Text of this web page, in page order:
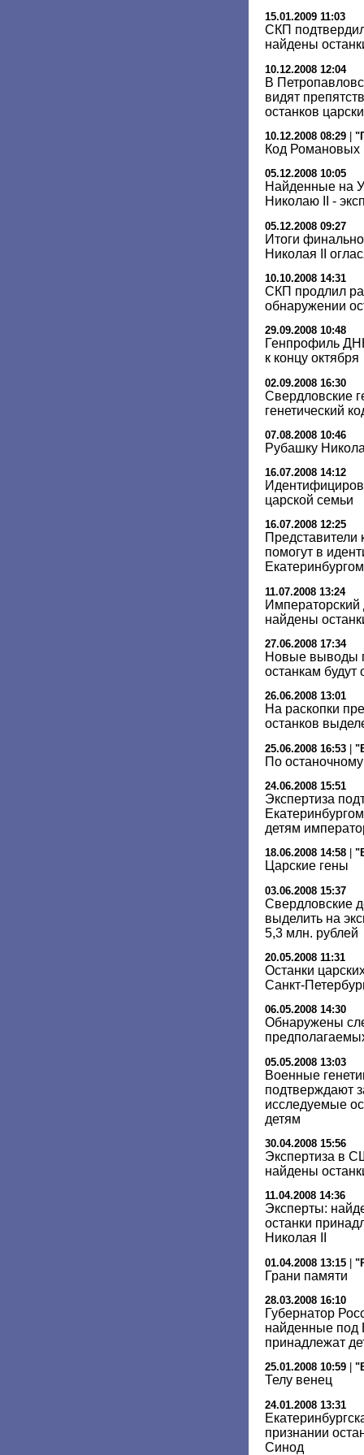
15.01.2009 11:03
СКП
найдены
10.12.2008 12:04
В
видят
останков
10.12.2008 08:29
Код Романовых
05.12.2008 10:05
Найденные на
Николаю II -
05.12.2008 09:27
Итоги
Николая II
10.10.2008 14:31
СКП продлил
обнаружении
29.09.2008 10:48
Генпрофиль
к концу октября
02.09.2008 16:30
Свердловские
генетический
07.08.2008 10:46
Рубашку
16.07.2008 14:12
царской семьи
16.07.2008 12:25
помогут в
11.07.2008 13:24
Императорский
найдены
27.06.2008 17:34
Новые выводы
останкам
26.06.2008 13:01
На раскопки
останков
25.06.2008 16:53
По
24.06.2008 15:51
Экспертиза
детям
18.06.2008 14:58
Царские гены
03.06.2008 15:37
Свердловские
выделить на
5,3 млн. рублей
20.05.2008 11:31
Останки
Санкт-
06.05.2008 14:30
Обнаружены
05.05.2008 13:03
Военные
подтверждают
исследуемые
детям
30.04.2008 15:56
Экспертиза в
найдены
11.04.2008 14:36
Эксперты:
останки
Николая II
01.04.2008 13:15
Грани памяти
28.03.2008 16:10
Губернатор
найденные под
принадлежат
25.01.2008 10:59
Телу венец
24.01.2008 13:31
признании
Синод